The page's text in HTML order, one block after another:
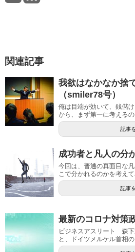
関連記事
我欲はなかなか捨
（smiler78号）
俺は目端が効いて、銭儲
から、まず第一に考えるの
記事
成功者と凡人の分
今回は、普通の真面目な
こで分かれるのかを考えて
記事
最新のコロナ対策
ビジネスアスリート 森
と、ドイツメルケル首相の